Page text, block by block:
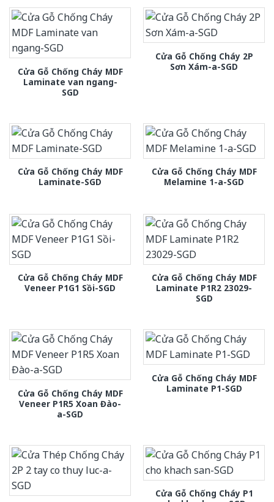
Cửa Gỗ Chống Cháy MDF
Laminate van ngang-
SGD
Cửa Gỗ Chống Cháy 2P
Sơn Xám-a-SGD
Cửa Gỗ Chống Cháy MDF
Laminate-SGD
Cửa Gỗ Chống Cháy MDF
Melamine 1-a-SGD
Cửa Gỗ Chống Cháy MDF
Veneer P1G1 Sồi-SGD
Cửa Gỗ Chống Cháy MDF
Laminate P1R2 23029-
SGD
Cửa Gỗ Chống Cháy MDF
Veneer P1R5 Xoan Đào-
a-SGD
Cửa Gỗ Chống Cháy MDF
Laminate P1-SGD
Cửa Gỗ Chống Cháy P1